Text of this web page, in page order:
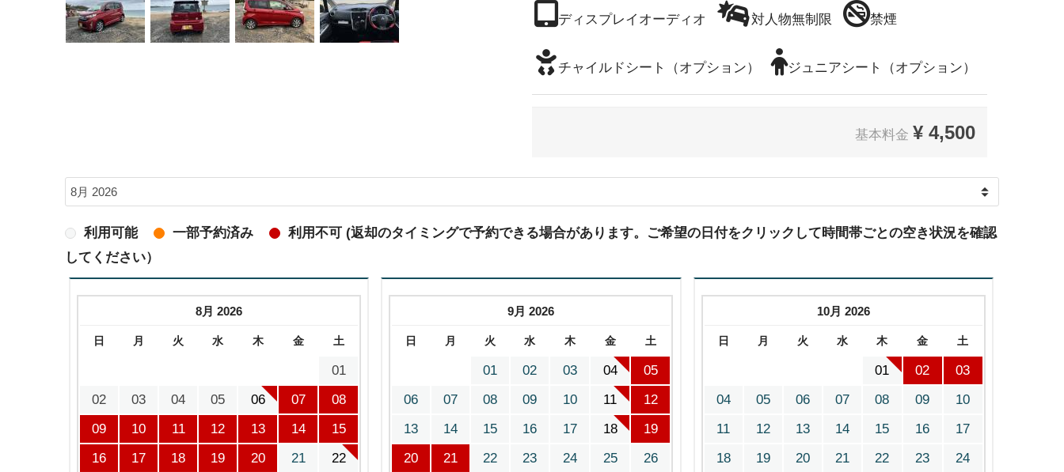
ディスプレイオーディオ 対人物無制限 禁煙
チャイルドシート（オプション） ジュニアシート（オプション）
基本料金 ¥ 4,500
利用可能 一部予約済み
利用不可 (返却のタイミングで予約できる場合があります。ご希望の日付をクリックして時間帯ごとの空き状況を確認
してください）
8月 2026
日 月 火 水 木 金 土
01
02
03 04 05 06 07
08
09
10 11 12 13 14
15
16
17 18 19 20 21
22
9月 2026
日 月 火 水 木 金 土
01 02 03 04
05
06
07 08 09 10 11
12
13
14 15 16 17 18
19
20
21 22 23 24 25
26
10月 2026
日 月 火 水 木 金 土
01 02
03
04
05 06 07 08 09
10
11
12 13 14 15 16
17
18
19 20 21 22 23
24